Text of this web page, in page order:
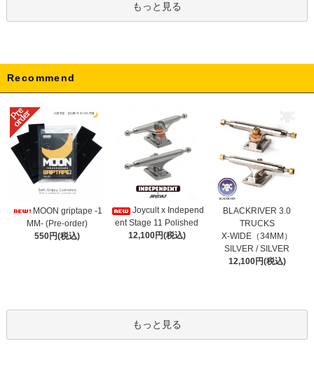
もっと見る
Recommend
MOON griptape -1
MM- (Pre-order)
550円(税込)
Joycult x Independ
ent Stage 11 Polished
12,100円(税込)
BLACKRIVER 3.0
TRUCKS
X-WIDE（34MM）
SILVER / SILVER
12,100円(税込)
もっと見る